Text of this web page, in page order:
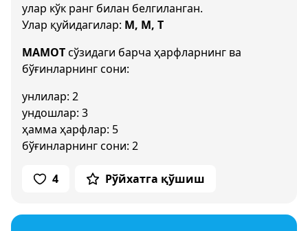
улар кўк ранг билан белгиланган.
Улар қуйидагилар: М, М, Т
МАМОТсўзидаги барча ҳарфларнинг ва
бўғинларнинг сони:
унлилар: 2
ундошлар: 3
ҳамма ҳарфлар: 5
бўғинларнинг сони: 2
4 Рўйхатга қўшиш